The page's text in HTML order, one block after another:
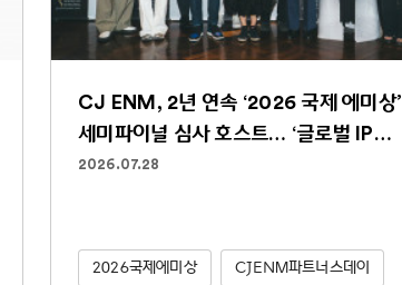
CJ ENM, 2년 연속 ‘2026 국제 에미상’
세미파이널 심사 호스트… ‘글로벌 IP
파워하우스’ 역할 굳건
2026.07.28
2026국제에미상 CJENM파트너스데이